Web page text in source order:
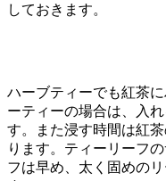
しておきます。
ハーブティーでも紅茶
ーティーの場合は、入
す。また浸す時間は紅
ります。ティーリーフ
フは早め、太く固めの